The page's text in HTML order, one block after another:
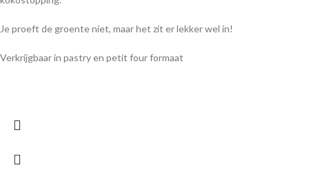
Je proeft de groente niet, maar het zit er lekker wel in!
Verkrijgbaar in pastry en petit four formaat